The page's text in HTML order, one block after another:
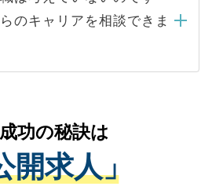
社に依頼するケースが増え
ご登録者様の個人情報は、
アアップおよび転職活動の
用いたします。お預かりし
個人データはご本人の許可
取り扱いについての厳密な
した事業者のみに付与され
ーマークを取得済みです。
のキャリアを相談できま
在の医療機関の状況や紹介
がら、適切なアドバイスを
ます。すぐにご転職をされ
期的なサポートが可能です
功の秘訣は
開求人」